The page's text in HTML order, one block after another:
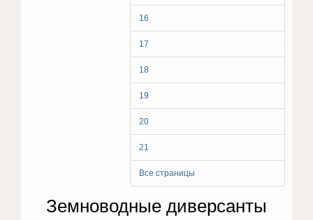
16
17
18
19
20
21
Все страницы
Земноводные диверсанты